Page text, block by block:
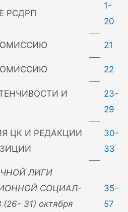
РСДРП
1-
20
21
22
И
23-
29
ЦК И РЕДАКЦИИ
30-
33
ЛИГИ
СОЦИАЛ-
31) октября
35-
57